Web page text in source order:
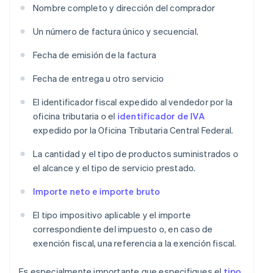
Nombre completo y dirección del comprador
Un número de factura único y secuencial.
Fecha de emisión de la factura
Fecha de entrega u otro servicio
El identificador fiscal expedido al vendedor por la
oficina tributaria o el identificador de IVA
expedido por la Oficina Tributaria Central Federal.
La cantidad y el tipo de productos suministrados o
el alcance y el tipo de servicio prestado.
Importe neto e importe bruto
El tipo impositivo aplicable y el importe
correspondiente del impuesto o, en caso de
exención fiscal, una referencia a la exención fiscal.